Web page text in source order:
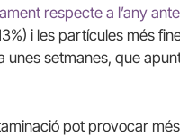
respecte a l’any
i les partícules més
unes setmanes, que
pot provocar